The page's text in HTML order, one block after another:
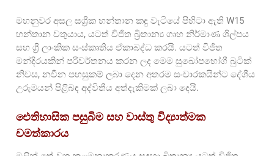
මහනුවර අසල සශ්‍රීක හන්තාන කඳු වැටියේ පිහිටා ඇති W15
හන්තාන වතුයාය, යටත් විජිත බ්‍රිතාන්‍ය ගෘහ නිර්මාණ ශිල්පය
සහ ශ්‍රී ලාංකික සංස්කෘතිය ඒකාබද්ධ කරයි. යටත් විජිත
මන්දිරයකින් පරිවර්තනය කරන ලද මෙම සුඛෝපභෝගී බුටික්
නිවස, නවීන පහසුකම් ලබා දෙන අතරම සංචාරකයින්ට දේශීය
උරුමයන් පිළිබඳ අද්විතීය අත්දැකීමක් ලබා දෙයි.
ඓතිහාසික පසුබිම සහ වාස්තු විද්‍යාත්මක
චමත්කාරය